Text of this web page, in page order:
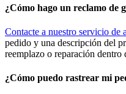
¿Cómo hago un reclamo de
Contacte a nuestro servicio de
pedido y una descripción del
reemplazo o reparación dentro
¿Cómo puedo rastrear mi